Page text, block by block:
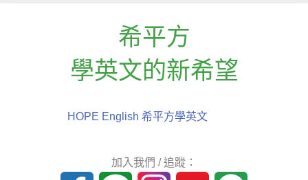
希平方
學英文的新希望
HOPE English 希平方學英文
加入我們 / 追蹤：